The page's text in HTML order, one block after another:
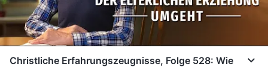
Christliche Erfahrungszeugnisse, Folge 528: Wie